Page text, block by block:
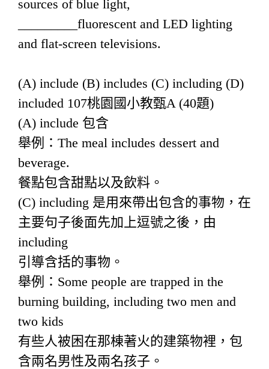
sources of blue light,
_________fluorescent and LED lighting
and flat-screen televisions.
(A) include (B) includes (C) including (D)
included 107桃園國小教甄A (40題)
(A) include 包含
舉例：The meal includes dessert and
beverage.
餐點包含甜點以及飲料。
(C) including 是用來帶出包含的事物，在
主要句子後面先加上逗號之後，由
including
引導含括的事物。
舉例：Some people are trapped in the
burning building, including two men and
two kids
有些人被困在那棟著火的建築物裡，包
含兩名男性及兩名孩子。